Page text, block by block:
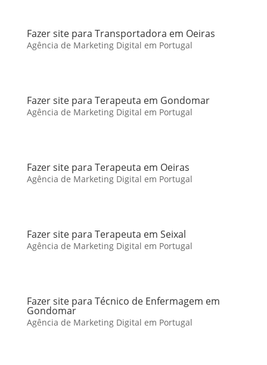
Fazer site para Transportadora em Oeiras
Agência de Marketing Digital em Portugal
Fazer site para Terapeuta em Gondomar
Agência de Marketing Digital em Portugal
Fazer site para Terapeuta em Oeiras
Agência de Marketing Digital em Portugal
Fazer site para Terapeuta em Seixal
Agência de Marketing Digital em Portugal
Fazer site para Técnico de Enfermagem em
Gondomar
Agência de Marketing Digital em Portugal